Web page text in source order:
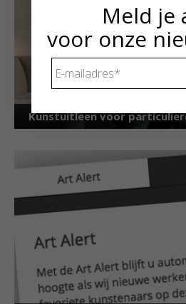
Kunstuitleen voor
Meld je
voor onze
mailadres *